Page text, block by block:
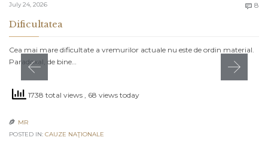
July 24, 2026  8
Dificultatea
Cea mai mare dificultate a vremurilor actuale nu este de ordin material.
Paradoxal, de bine…
1738 total views , 68 views today
 MR
POSTED IN: CAUZE NAŢIONALE